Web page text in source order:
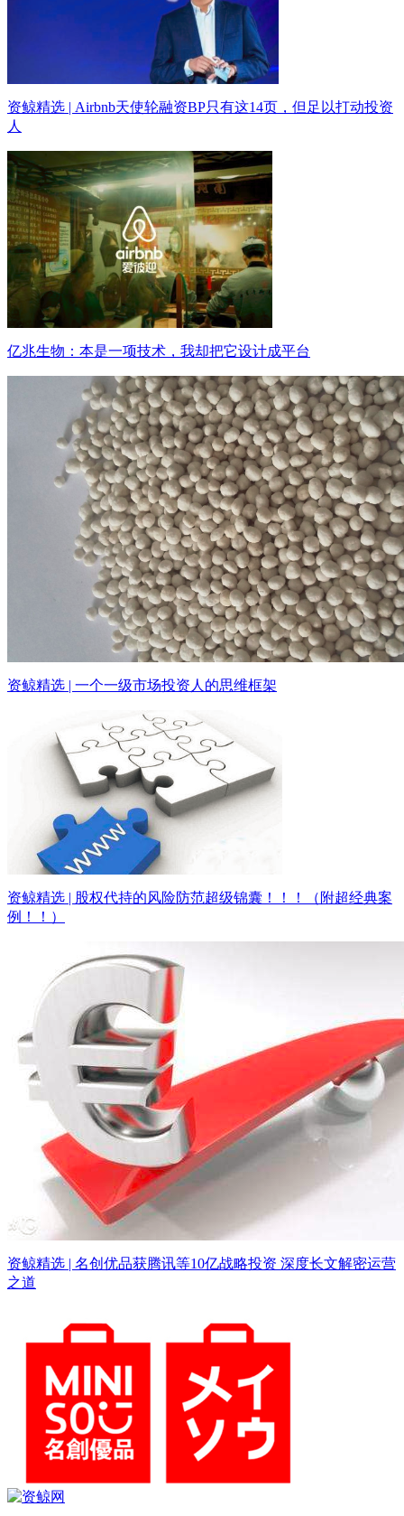
资鲸精选 | Airbnb天使轮融资BP只有这14页，但足以打动投资
人
亿兆生物：本是一项技术，我却把它设计成平台
资鲸精选 | 一个一级市场投资人的思维框架
资鲸精选 | 股权代持的风险防范超级锦囊！！！（附超经典案
例！！）
资鲸精选 | 名创优品获腾讯等10亿战略投资 深度长文解密运营
之道